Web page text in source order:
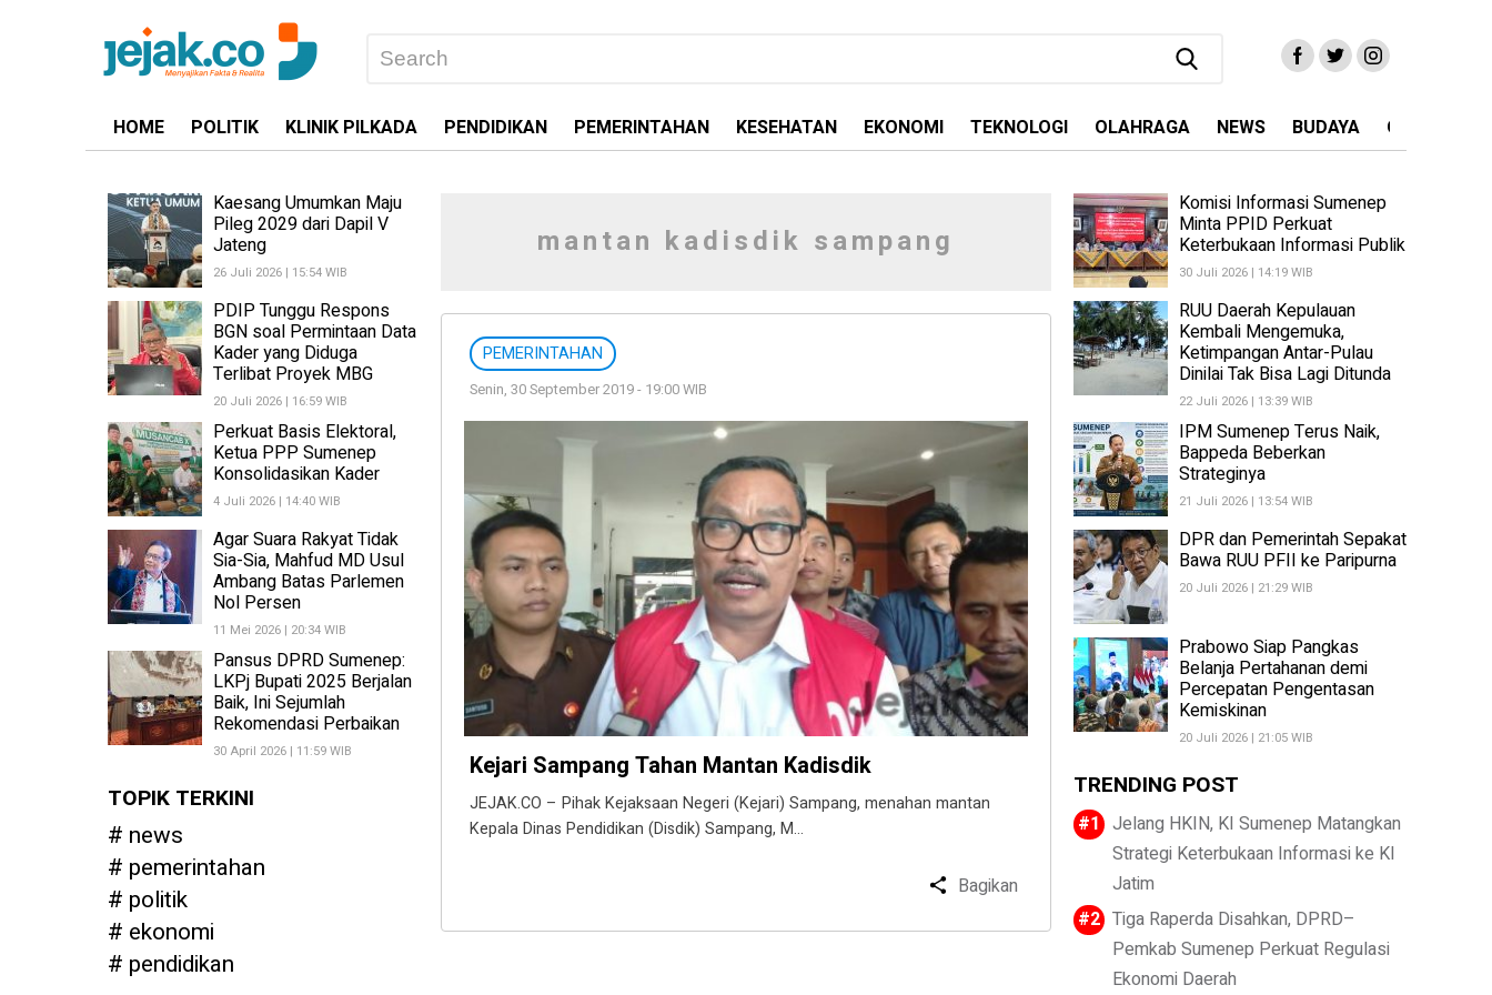
HOME POLITIK KLINIK PILKADA PENDIDIKAN PEMERINTAHAN KESEHATAN EKONOMI TEKNOLOGI OLAHRAGA NEWS BUDAYA OPINI
Kaesang Umumkan Maju
Pileg 2029 dari Dapil V
Jateng
26 Juli 2026 | 15:54 WIB
PDIP Tunggu Respons
BGN soal Permintaan Data
Kader yang Diduga
Terlibat Proyek MBG
20 Juli 2026 | 16:59 WIB
Perkuat Basis Elektoral,
Ketua PPP Sumenep
Konsolidasikan Kader
4 Juli 2026 | 14:40 WIB
Agar Suara Rakyat Tidak
Sia-Sia, Mahfud MD Usul
Ambang Batas Parlemen
Nol Persen
11 Mei 2026 | 20:34 WIB
Pansus DPRD Sumenep:
LKPj Bupati 2025 Berjalan
Baik, Ini Sejumlah
Rekomendasi Perbaikan
30 April 2026 | 11:59 WIB
TOPIK TERKINI
news
pemerintahan
politik
ekonomi
pendidikan
mantan kadisdik sampang
PEMERINTAHAN
Senin, 30 September 2019 - 19:00 WIB
Kejari Sampang Tahan Mantan Kadisdik
JEJAK.CO – Pihak Kejaksaan Negeri (Kejari) Sampang, menahan mantan
Kepala Dinas Pendidikan (Disdik) Sampang, M…
Bagikan
Komisi Informasi Sumenep
Minta PPID Perkuat
Keterbukaan Informasi Publik
30 Juli 2026 | 14:19 WIB
RUU Daerah Kepulauan
Kembali Mengemuka,
Ketimpangan Antar-Pulau
Dinilai Tak Bisa Lagi Ditunda
22 Juli 2026 | 13:39 WIB
IPM Sumenep Terus Naik,
Bappeda Beberkan
Strateginya
21 Juli 2026 | 13:54 WIB
DPR dan Pemerintah Sepakat
Bawa RUU PFII ke Paripurna
20 Juli 2026 | 21:29 WIB
Prabowo Siap Pangkas
Belanja Pertahanan demi
Percepatan Pengentasan
Kemiskinan
20 Juli 2026 | 21:05 WIB
TRENDING POST
Jelang HKIN, KI Sumenep Matangkan
Strategi Keterbukaan Informasi ke KI
Jatim
Tiga Raperda Disahkan, DPRD–
Pemkab Sumenep Perkuat Regulasi
Ekonomi Daerah